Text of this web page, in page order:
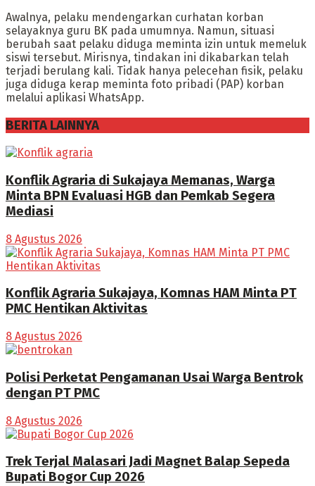
Awalnya, pelaku mendengarkan curhatan korban
selayaknya guru BK pada umumnya. Namun, situasi
berubah saat pelaku diduga meminta izin untuk memeluk
siswi tersebut. Mirisnya, tindakan ini dikabarkan telah
terjadi berulang kali. Tidak hanya pelecehan fisik, pelaku
juga diduga kerap meminta foto pribadi (PAP) korban
melalui aplikasi WhatsApp.
BERITA LAINNYA
Konflik Agraria di Sukajaya Memanas, Warga
Minta BPN Evaluasi HGB dan Pemkab Segera
Mediasi
8 Agustus 2026
Konflik Agraria Sukajaya, Komnas HAM Minta PT
PMC Hentikan Aktivitas
8 Agustus 2026
Polisi Perketat Pengamanan Usai Warga Bentrok
dengan PT PMC
8 Agustus 2026
Trek Terjal Malasari Jadi Magnet Balap Sepeda
Bupati Bogor Cup 2026